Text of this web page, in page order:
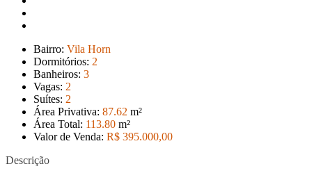
Bairro: Vila Horn
Dormitórios: 2
Banheiros: 3
Vagas: 2
Suítes: 2
Área Privativa: 87.62 m²
Área Total: 113.80 m²
Valor de Venda: R$ 395.000,00
Descrição